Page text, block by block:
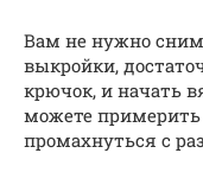
Вам не нужно
выкройки,
крючок, и начать
можете
промахнуться с